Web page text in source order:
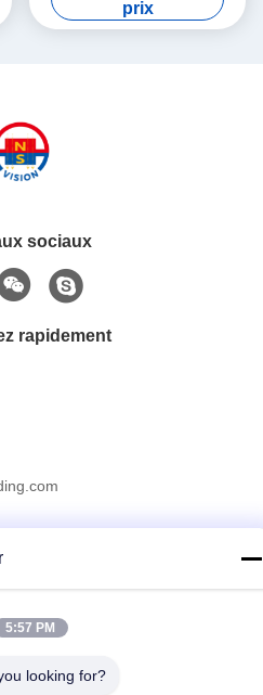
prix
sociaux
rapidement
Hui Hong, village JinXiaoTang,
Dongguan, province du
5:57 PM
looking for?